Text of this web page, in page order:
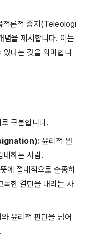
적론적 중지(Teleologi
을 제시합니다. 이는
있다는 것을 의미합니
구분합니다.
윤리적 원
내하는 사람.
에 절대적으로 순종하
독한 결단을 내리는 사
윤리적 판단을 넘어